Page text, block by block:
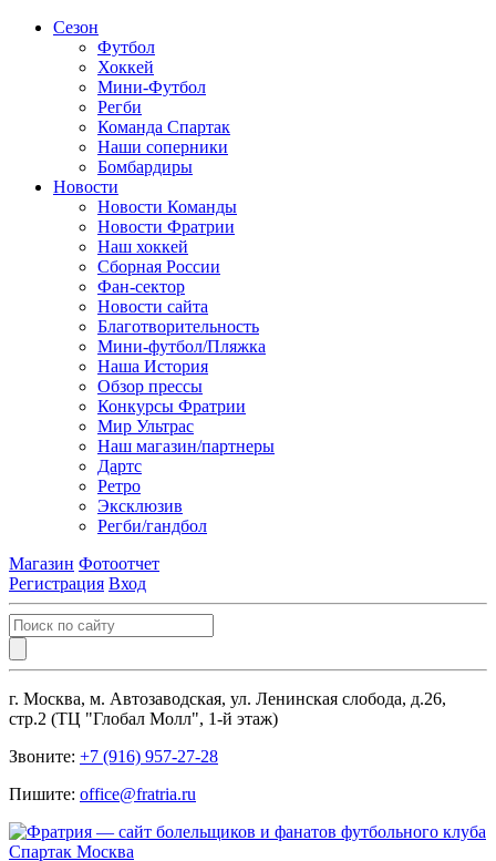
Сезон
Футбол
Хоккей
Мини-Футбол
Регби
Команда Спартак
Наши соперники
Бомбардиры
Новости
Новости Команды
Новости Фратрии
Наш хоккей
Сборная России
Фан-cектор
Новости сайта
Благотворительность
Мини-футбол/Пляжка
Наша История
Обзор прессы
Конкурсы Фратрии
Мир Ультрас
Наш магазин/партнеры
Дартс
Ретро
Эксклюзив
Регби/гандбол
Магазин Фотоотчет
Регистрация Вход
г. Москва, м. Автозаводская, ул. Ленинская слобода, д.26,
стр.2 (ТЦ "Глобал Молл", 1-й этаж)
Звоните: +7 (916) 957-27-28
Пишите: office@fratria.ru